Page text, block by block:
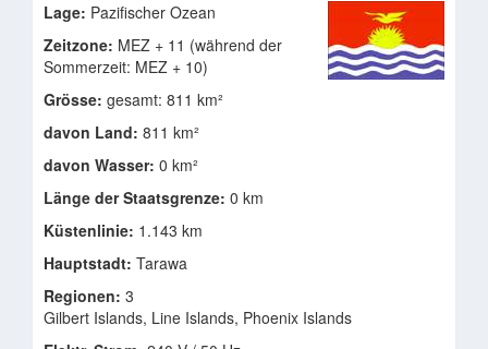
Lage: Pazifischer Ozean
Zeitzone: MEZ + 11 (während der
Sommerzeit: MEZ + 10)
Grösse: gesamt: 811 km²
davon Land: 811 km²
davon Wasser: 0 km²
Länge der Staatsgrenze: 0 km
Küstenlinie: 1.143 km
Hauptstadt: Tarawa
Regionen: 3
Gilbert Islands, Line Islands, Phoenix Islands